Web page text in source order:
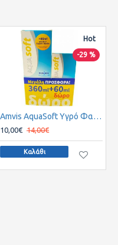
Hot
-29 %
Amvis AquaSoft Υγρό Φακών Επαφής 360ml & 60ml
10,00€ 14,00€
Καλάθι